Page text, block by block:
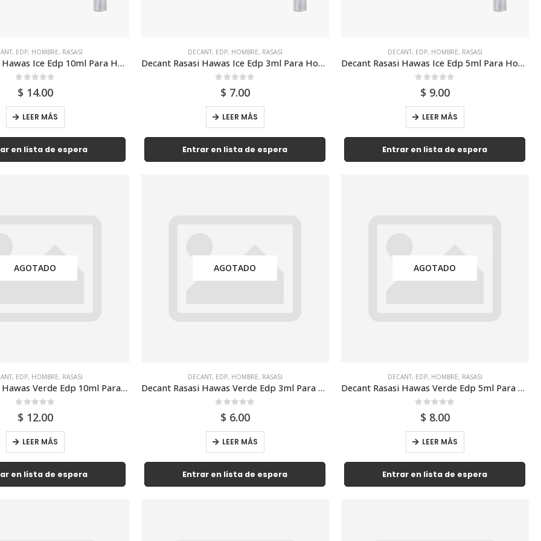
, EDP, HOMBRE, RASASI
Decant Rasasi Hawas Ice Edp 10ml Para Hombre
out of 5
$ 14.00
LEER MÁS
en lista de espera
DECANT, EDP, HOMBRE, RASASI
Decant Rasasi Hawas Ice Edp 3ml Para Hombre
out of 5
$ 7.00
LEER MÁS
Entrar en lista de espera
DECANT, EDP, HOMBRE, RASASI
Decant Rasasi Hawas Ice Edp 5ml Para Hombre
out of 5
$ 9.00
LEER MÁS
Entrar en lista de espera
AGOTADO
, EDP, HOMBRE, RASASI
Decant Rasasi Hawas Verde Edp 10ml Para Hombre
out of 5
$ 12.00
LEER MÁS
en lista de espera
AGOTADO
DECANT, EDP, HOMBRE, RASASI
Decant Rasasi Hawas Verde Edp 3ml Para Hombre
out of 5
$ 6.00
LEER MÁS
Entrar en lista de espera
AGOTADO
DECANT, EDP, HOMBRE, RASASI
Decant Rasasi Hawas Verde Edp 5ml Para Hombre
out of 5
$ 8.00
LEER MÁS
Entrar en lista de espera